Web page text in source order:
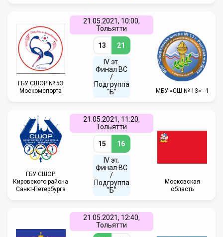
ГБУ CШОР № 53
Москомспорта
21.05.2021, 10:00,
Тольятти
13 21
IV эт.
Финал ВC
/
Подгруппа
"Б"
МБУ «СШ № 13» - 1
ГБУ СШОР
Кировского района
Санкт-Петербурга
21.05.2021, 11:20,
Тольятти
15 16
IV эт.
Финал ВC
/
Подгруппа
"Б"
Московская
область
21.05.2021, 12:40,
Тольятти